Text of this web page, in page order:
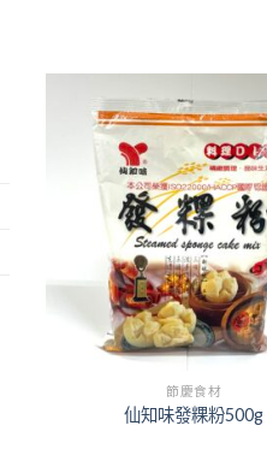
節慶食材
仙知味發粿粉500g